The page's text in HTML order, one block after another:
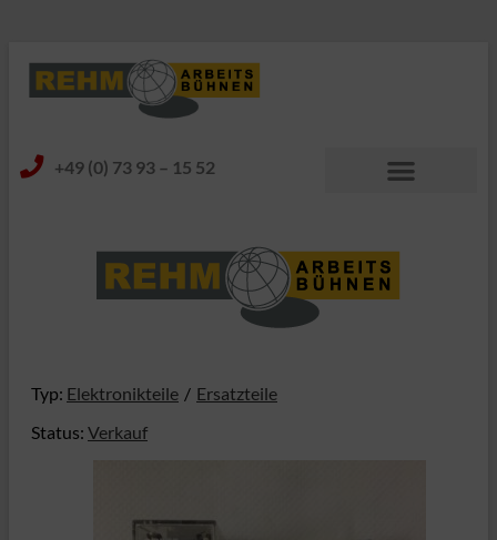
+49 (0) 73 93 – 15 52
Typ: Elektronikteile
Ersatzteile
Status: Verkauf